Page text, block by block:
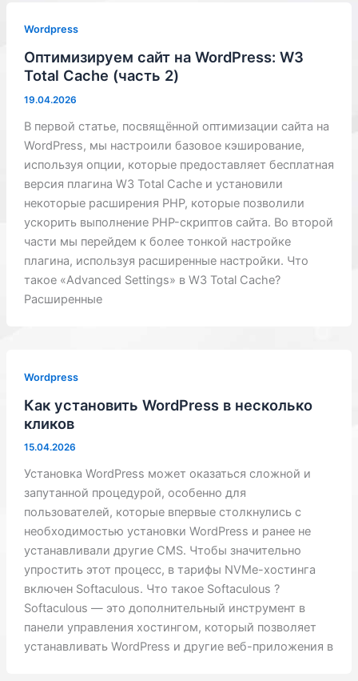
Wordpress
Оптимизируем сайт на WordPress: W3
Total Cache (часть 2)
19.04.2026
В первой статье, посвящённой оптимизации сайта на
WordPress, мы настроили базовое кэширование,
используя опции, которые предоставляет бесплатная
версия плагина W3 Total Cache и установили
некоторые расширения PHP, которые позволили
ускорить выполнение PHP-скриптов сайта. Во второй
части мы перейдем к более тонкой настройке
плагина, используя расширенные настройки. Что
такое «Advanced Settings» в W3 Total Cache?
Расширенные
Wordpress
Как установить WordPress в несколько
кликов
15.04.2026
Установка WordPress может оказаться сложной и
запутанной процедурой, особенно для
пользователей, которые впервые столкнулись с
необходимостью установки WordPress и ранее не
устанавливали другие CMS. Чтобы значительно
упростить этот процесс, в тарифы NVMe-хостинга
включен Softaculous. Что такое Softaculous ?
Softaculous — это дополнительный инструмент в
панели управления хостингом, который позволяет
устанавливать WordPress и другие веб-приложения в